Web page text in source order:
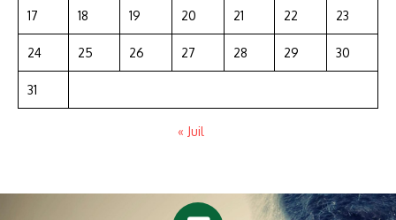
17 18 19 20 21 22 23
24 25 26 27 28 29 30
31
« Juil